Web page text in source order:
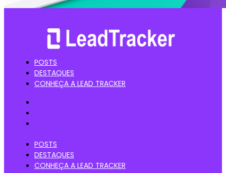
POSTS
DESTAQUES
CONHEÇA A LEAD TRACKER
POSTS
DESTAQUES
CONHEÇA A LEAD TRACKER